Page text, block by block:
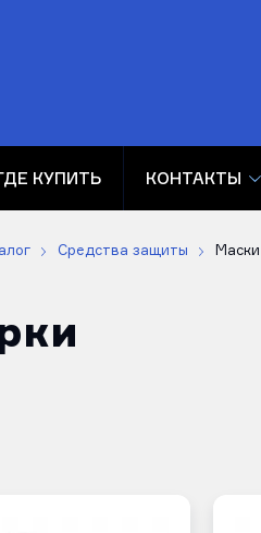
КУПИТЬ КОНТАКТЫ
Средства защиты